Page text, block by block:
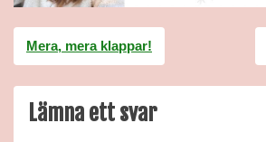
Inläggsnavigering
Mera, mera klappar!
Lämna ett svar